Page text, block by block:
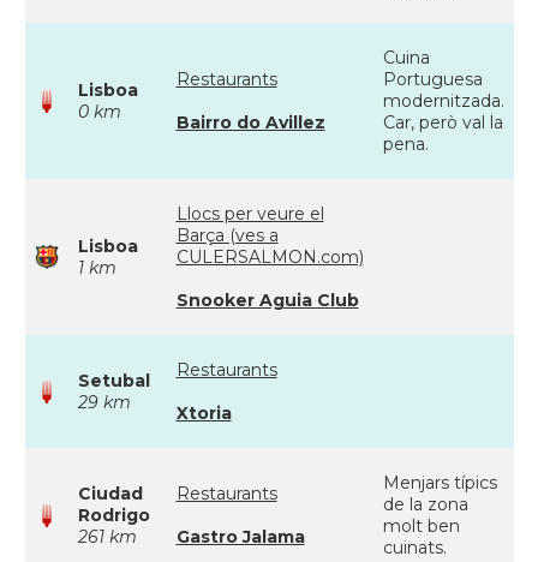
Lisboa
0 km
Restaurants
Bairro do Avillez
Cuina
Portuguesa
modernitzada.
Car, però val la
pena.
Lisboa
1 km
Llocs per veure el
Barça (ves a
CULERSALMON.com)
Snooker Aguia Club
Setubal
29 km
Restaurants
Xtoria
Ciudad
Rodrigo
261 km
Restaurants
Gastro Jalama
Menjars típics
de la zona
molt ben
cuinats.